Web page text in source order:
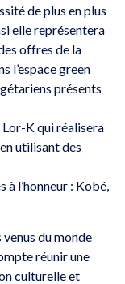
de plus en plus
elle représentera
offres de la
l’espace green
présents
Lor-K qui réalisera
utilisant des
l’honneur : Kobé,
du monde
réunir une
culturelle et